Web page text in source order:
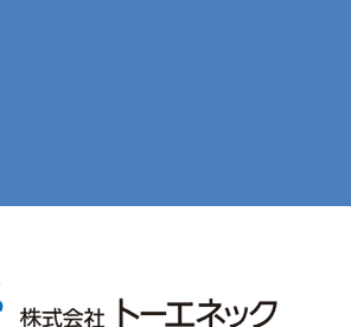
松市浜名区染地台6-13-6
日市市富士町2549
垣市築捨町4-111
野市大字若宮字南河原493
Building, No. 128 Weihai Road,
City 200003, China
6800